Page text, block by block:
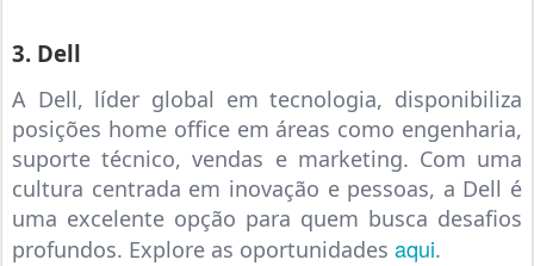
3. Dell
A Dell, líder global em tecnologia, disponibiliza
posições home office em áreas como engenharia,
suporte técnico, vendas e marketing. Com uma
cultura centrada em inovação e pessoas, a Dell é
uma excelente opção para quem busca desafios
profundos. Explore as oportunidades aqui.